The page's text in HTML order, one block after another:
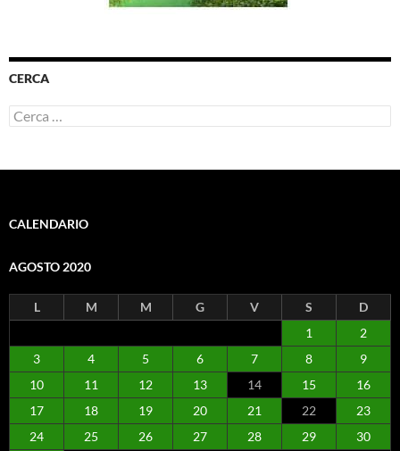
CERCA
Ricerca
per:
CALENDARIO
AGOSTO 2020
L M M G V S
D
1
2
3
4 5 6 7 8
9
10
11 12 13 14 15
16
17
18 19 20 21 22
23
24
25 26 27 28 29
30